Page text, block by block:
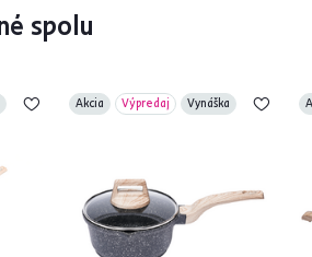
spolu
Akcia Výpredaj Vynáška